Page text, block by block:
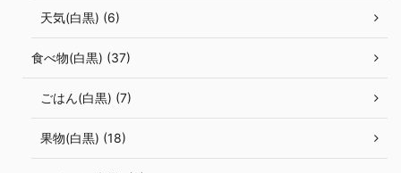
天気(白黒) (6)
食べ物(白黒) (37)
ごはん(白黒) (7)
果物(白黒) (18)